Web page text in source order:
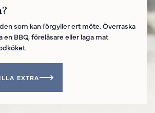
som kan förgyller ert möte. Överraska
en BBQ, föreläsare eller laga mat
EXTRA